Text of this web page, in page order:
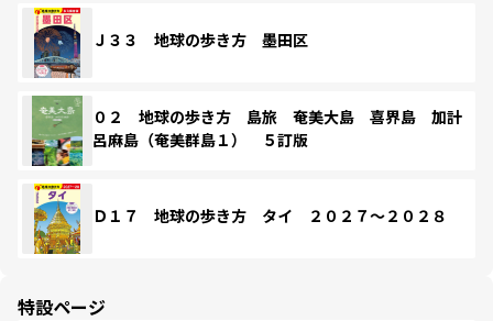
Ｊ３３ 地球の歩き方 墨田区
０２ 地球の歩き方 島旅 奄美大島 喜界島 加計
呂麻島（奄美群島１） ５訂版
Ｄ１７ 地球の歩き方 タイ ２０２７～２０２８
特設ページ